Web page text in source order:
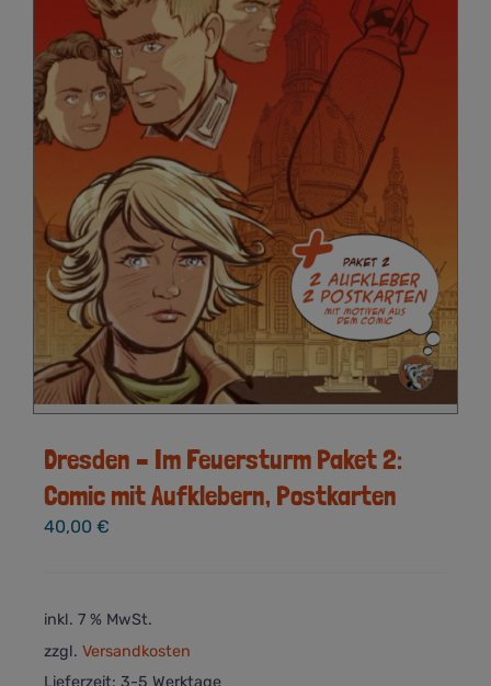
Dresden – Im Feuersturm Paket 2:
Comic mit Aufklebern, Postkarten
40,00 €
inkl. 7 % MwSt.
zzgl. Versandkosten
Lieferzeit: 3-5 Werktage